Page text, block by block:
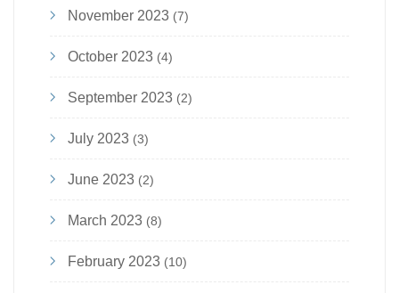
November 2023 (7)
October 2023 (4)
September 2023 (2)
July 2023 (3)
June 2023 (2)
March 2023 (8)
February 2023 (10)